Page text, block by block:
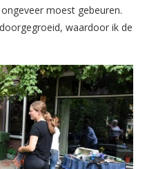
moest gebeuren.
waardoor ik de